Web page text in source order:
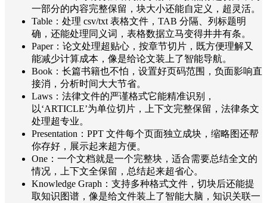
一部分的内容完整保留，块大小还能自定义，超灵活。
Table：处理 csv/txt 表格文件，TAB 分隔、列标题明
确，还能处理同义词，表格数据立马变得井井有条。
Paper：论文处理超贴心，按章节切片，既方便理解又
能减少计算成本，像是给论文装上了智能导航。
Book：长篇书籍也不怕，设置好页码范围，负面影响直
接消，分析时间大大节省。
Laws：法律文件的严谨格式它能精准识别，
以‘ARTICLE’为单位切片，上下文完整保留，法律条文
处理超专业。
Presentation：PPT 文件每个页面独立成块，缩略图还帮
你存好，展示起来超方便。
One：一个文档就是一个完整块，适合需要总结全文的
情况，上下文全保留，总结起来超省心。
Knowledge Graph：支持多种格式文件，切块后还能提
取知识图谱，像是给文件装上了智能大脑，知识关联一